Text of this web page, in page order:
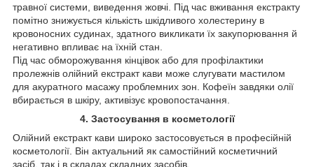
травної системи, виведення жовчі. Під час вживання екстракту
помітно знижується кількість шкідливого холестерину в
кровоносних судинах, здатного викликати їх закупорювання й
негативно впливає на їхній стан.
Під час обморожування кінцівок або для профілактики
пролежнів олійний екстракт кави може слугувати мастилом
для акуратного масажу проблемних зон. Кофеїн завдяки олії
вбирається в шкіру, активізує кровопостачання.
4. Застосування в косметології
Олійний екстракт кави широко застосовується в професійній
косметології. Він актуальний як самостійний косметичний
засіб, так і в складах складних засобів.